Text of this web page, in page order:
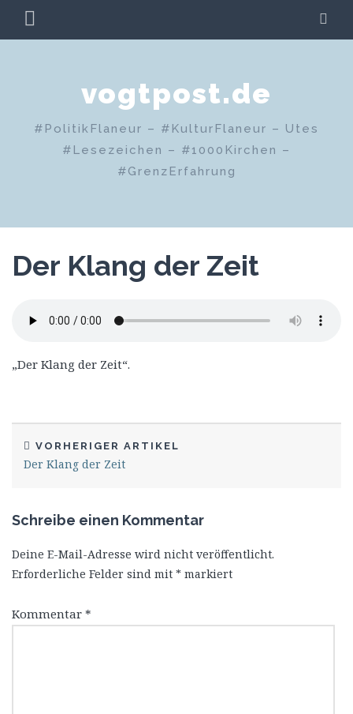
Zum
Inhalt MENÜ
vogtpost.de
#PolitikFlaneur – #KulturFlaneur – Utes
#Lesezeichen – #1000Kirchen –
#GrenzErfahrung
Der Klang der Zeit
„Der Klang der Zeit“.
VORHERIGER ARTIKEL
Der Klang der Zeit
Schreibe einen Kommentar
Deine E-Mail-Adresse wird nicht veröffentlicht.
Erforderliche Felder sind mit * markiert
Kommentar *